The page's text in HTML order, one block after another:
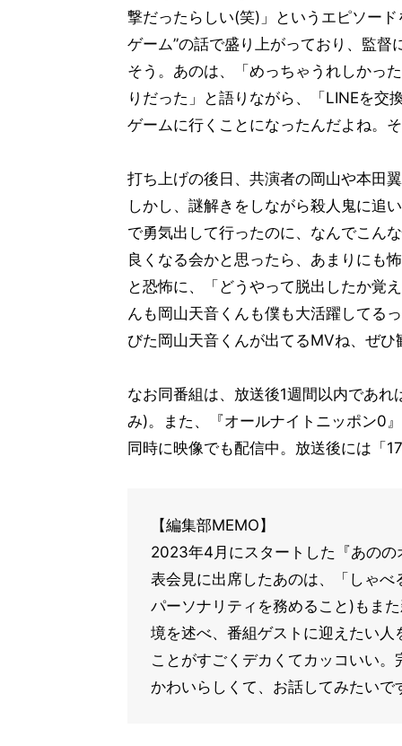
撃だったらしい(笑)」というエピソー
ゲーム”の話で盛り上がっており、監
そう。あのは、「めっちゃうれしかっ
りだった」と語りながら、「LINEを交
ゲームに行くことになったんだよね。
打ち上げの後日、共演者の岡山や本田
しかし、謎解きをしながら殺人鬼に追
で勇気出して行ったのに、なんでこん
良くなる会かと思ったら、あまりにも
と恐怖に、「どうやって脱出したか覚
んも岡山天音くんも僕も大活躍してる
びた岡山天音くんが出てるMVね、ぜ
なお同番組は、放送後1週間以内であ
み)。また、『オールナイトニッポン0
同時に映像でも配信中。放送後には「
【編集部MEMO】
2023年4月にスタートした『あの
表会見に出席したあのは、「しゃ
パーソナリティを務めること)もま
境を述べ、番組ゲストに迎えたい
ことがすごくデカくてカッコいい
かわいらしくて、お話してみたい